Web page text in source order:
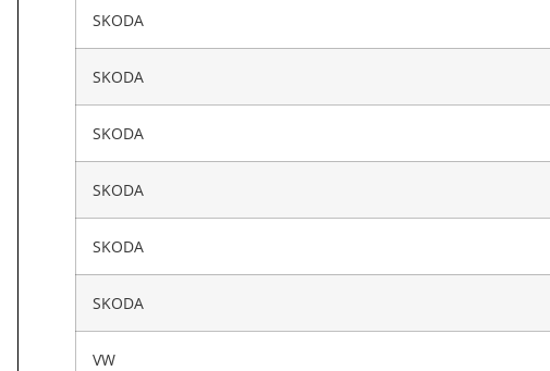
SKODA
SKODA
SKODA
SKODA
SKODA
SKODA
VW